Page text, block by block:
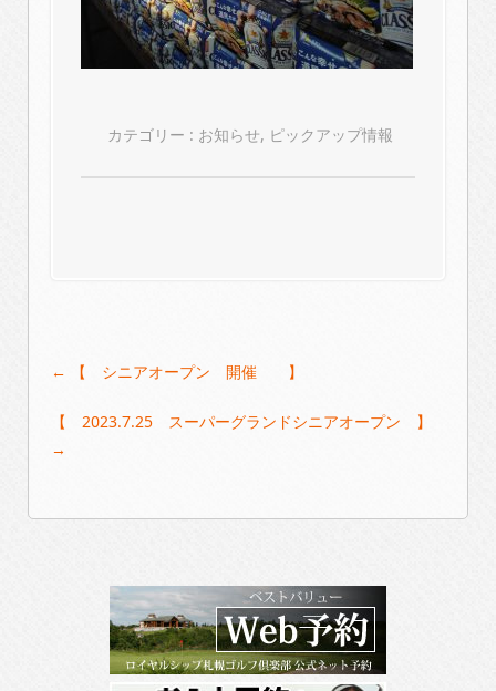
カテゴリー : お知らせ, ピックアップ情報
Post
navigation
← 【 シニアオープン 開催 】
【 2023.7.25 スーパーグランドシニアオープン 】
→